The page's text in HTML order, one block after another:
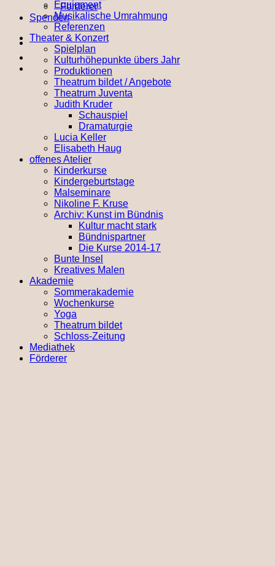
Förderer
Spenden
Equipment
Musikalische Umrahmung
Referenzen
Theater & Konzert
Spielplan
Kulturhöhepunkte übers Jahr
Produktionen
Theatrum bildet / Angebote
Theatrum Juventa
Judith Kruder
Schauspiel
Dramaturgie
Lucia Keller
Elisabeth Haug
offenes Atelier
Kinderkurse
Kindergeburtstage
Malseminare
Nikoline F. Kruse
Archiv: Kunst im Bündnis
Kultur macht stark
Bündnispartner
Die Kurse 2014-17
Bunte Insel
Kreatives Malen
Akademie
Sommerakademie
Wochenkurse
Yoga
Theatrum bildet
Schloss-Zeitung
Mediathek
Förderer